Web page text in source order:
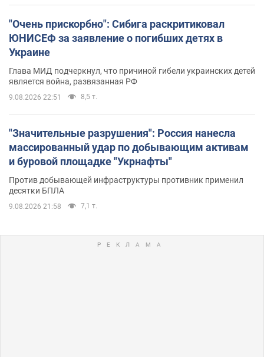
"Очень прискорбно": Сибига раскритиковал
ЮНИСЕФ за заявление о погибших детях в
Украине
Глава МИД подчеркнул, что причиной гибели украинских детей
является война, развязанная РФ
9.08.2026 22:51 8,5 т.
"Значительные разрушения": Россия нанесла
массированный удар по добывающим активам
и буровой площадке "Укрнафты"
Против добывающей инфраструктуры противник применил
десятки БПЛА
9.08.2026 21:58 7,1 т.